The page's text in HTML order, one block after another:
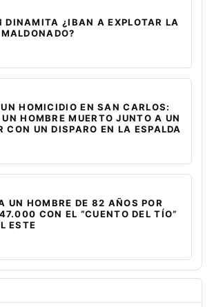
DINAMITA ¿IBAN A EXPLOTAR LA
HOMICIDIO EN SAN CARLOS:
HOMBRE MUERTO JUNTO A UN
CON UN DISPARO EN LA ESPALDA
UN HOMBRE DE 82 AÑOS POR
CON EL “CUENTO DEL TÍO”
ESTE